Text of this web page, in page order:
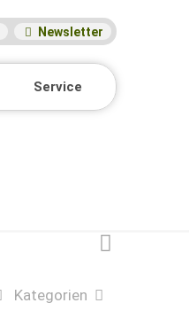
Newsletter
Service
Kategorien